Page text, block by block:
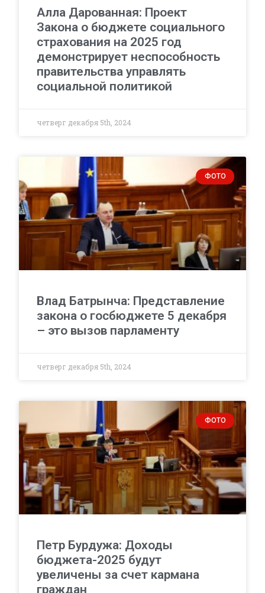
Алла Дарованная: Проект
Закона о бюджете социального
страхования на 2025 год
демонстрирует неспособность
правительства управлять
социальной политикой
четверг декабря 5th, 2024
ФОТО
Влад Батрынча: Представление
закона о госбюджете 5 декабря
– это вызов парламенту
четверг декабря 5th, 2024
ФОТО
Петр Бурдужа: Доходы
бюджета-2025 будут
увеличены за счет кармана
граждан